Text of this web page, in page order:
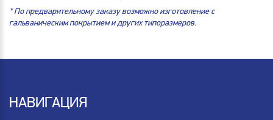
* По предварительному заказу возможно изготовление с
гальваническим покрытием и других типоразмеров.
НАВИГАЦИЯ